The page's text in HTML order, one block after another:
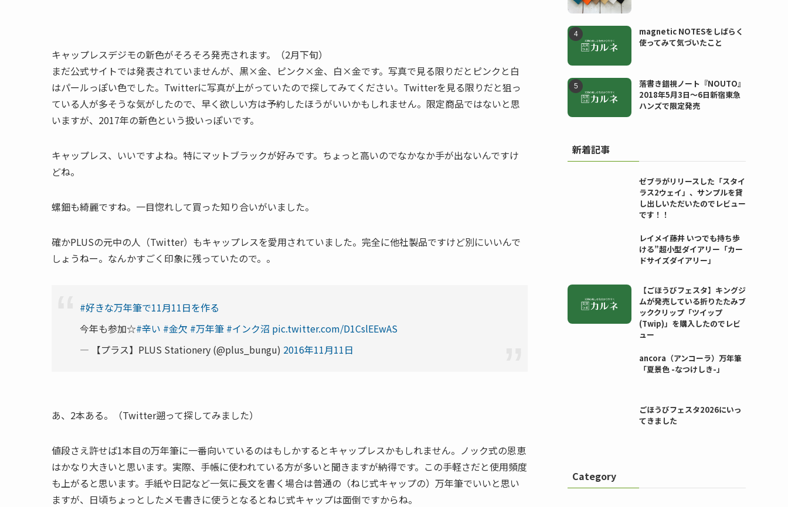
キャップレスデジモの新色がそろそろ発売されます。（2月下旬）
まだ公式サイトでは発表されていませんが、黒×金、ピンク×金、白×金です。写真で見る限りだとピンクと白
はパールっぽい色でした。Twitterに写真が上がっていたので探してみてください。Twitterを見る限りだと狙っ
ている人が多そうな気がしたので、早く欲しい方は予約したほうがいいかもしれません。限定商品ではないと思
いますが、2017年の新色という扱いっぽいです。
キャップレス、いいですよね。特にマットブラックが好みです。ちょっと高いのでなかなか手が出ないんですけ
どね。
螺鈿も綺麗ですね。一目惚れして買った知り合いがいました。
確かPLUSの元中の人（Twitter）もキャップレスを愛用されていました。完全に他社製品ですけど別にいいんで
しょうねー。なんかすごく印象に残っていたので。。
#好きな万年筆で11月11日を作る
今年も参加☆#辛い #金欠 #万年筆 #インク沼 pic.twitter.com/D1CslEEwAS
— 【プラス】PLUS Stationery (@plus_bungu) 2016年11月11日
あ、2本ある。（Twitter遡って探してみました）
値段さえ許せば1本目の万年筆に一番向いているのはもしかするとキャップレスかもしれません。ノック式の恩恵
はかなり大きいと思います。実際、手帳に使われている方が多いと聞きますが納得です。この手軽さだと使用頻度
も上がると思います。手紙や日記など一気に長文を書く場合は普通の（ねじ式キャップの）万年筆でいいと思い
ますが、日頃ちょっとしたメモ書きに使うとなるとねじ式キャップは面倒ですからね。
magnetic NOTESをしばらく
使ってみて気づいたこと
落書き錯視ノート『NOUTO』
2018年5月3日〜6日新宿東急
ハンズで限定発売
新着記事
ゼブラがリリースした「スタイ
ラス2ウェイ」、サンプルを貸
し出しいただいたのでレビュー
です！！
レイメイ藤井 いつでも持ち歩
ける”超小型ダイアリー「カー
ドサイズダイアリー」
【ごほうびフェスタ】キングジ
ムが発売している折りたたみブ
ッククリップ「ツイップ
(Twip)」を購入したのでレビ
ュー
ancora（アンコーラ）万年筆
「夏景色 -なつけしき-」
ごほうびフェスタ2026にいっ
てきました
Category